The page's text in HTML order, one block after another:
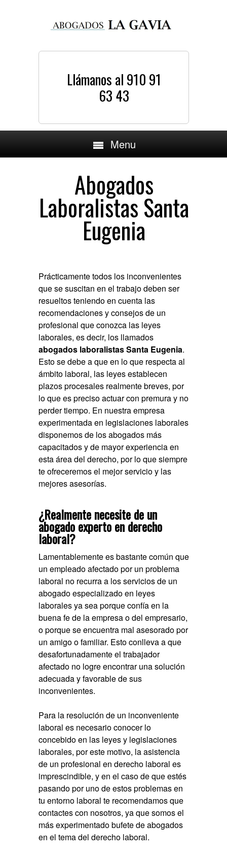
Llámanos al 910 91
63 43
Menu
Abogados
Laboralistas Santa
Eugenia
Prácticamente todos los inconvenientes
que se suscitan en el trabajo deben ser
resueltos teniendo en cuenta las
recomendaciones y consejos de un
profesional que conozca las leyes
laborales, es decir, los llamados
abogados laboralistas Santa Eugenia.
Esto se debe a que en lo que respecta al
ámbito laboral, las leyes establecen
plazos procesales realmente breves, por
lo que es preciso actuar con premura y no
perder tiempo. En nuestra empresa
experimentada en legislaciones laborales
disponemos de los abogados más
capacitados y de mayor experiencia en
esta área del derecho, por lo que siempre
te ofreceremos el mejor servicio y las
mejores asesorías.
¿Realmente necesite de un
abogado experto en derecho
laboral?
Lamentablemente es bastante común que
un empleado afectado por un problema
laboral no recurra a los servicios de un
abogado especializado en leyes
laborales ya sea porque confía en la
buena fe de la empresa o del empresario,
o porque se encuentra mal asesorado por
un amigo o familiar. Esto conlleva a que
desafortunadamente el trabajador
afectado no logre encontrar una solución
adecuada y favorable de sus
inconvenientes.
Para la resolución de un inconveniente
laboral es necesario conocer lo
concebido en las leyes y legislaciones
laborales, por este motivo, la asistencia
de un profesional en derecho laboral es
imprescindible, y en el caso de que estés
pasando por uno de estos problemas en
tu entorno laboral te recomendamos que
contactes con nosotros, ya que somos el
más experimentado bufete de abogados
en el tema del derecho laboral.